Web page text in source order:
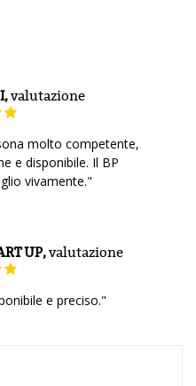
valutazione
molto competente,
e disponibile. Il BP
vivamente."
UP,valutazione
e preciso."